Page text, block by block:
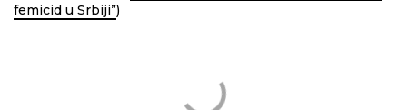
femicid u Srbiji”)